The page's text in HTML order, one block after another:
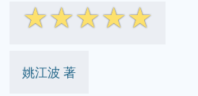
☆☆☆☆☆
姚江波 著